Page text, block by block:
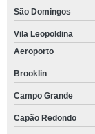
São Domingos
Vila Leopoldina
Aeroporto
Brooklin
Campo Grande
Capão Redondo